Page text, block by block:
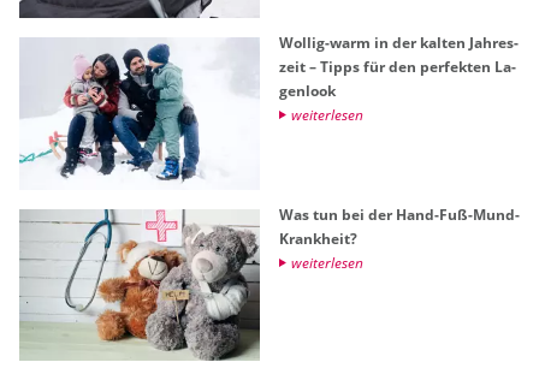
Wol­lig-warm in der kal­ten Jah­res­
zeit – Tipps für den per­fek­ten La­
gen­look
wei­ter­le­sen
Was tun bei der Hand-Fuß-Mund-
Krank­heit?
wei­ter­le­sen